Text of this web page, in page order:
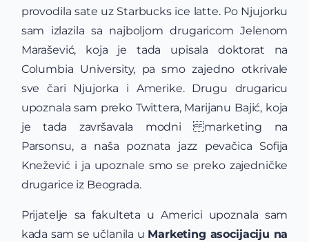
provodila sate uz Starbucks ice latte. Po Njujorku
sam izlazila sa najboljom drugaricom Jelenom
Marašević, koja je tada upisala doktorat na
Columbia University, pa smo zajedno otkrivale
sve čari Njujorka i Amerike. Drugu drugaricu
upoznala sam preko Twittera, Marijanu Bajić, koja
je tada završavala modni
marketing na
Parsonsu, a naša poznata jazz pevačica Sofija
Knežević i ja upoznale smo se preko zajedničke
drugarice iz Beograda.
Prijatelje sa fakulteta u Americi upoznala sam
kada sam se učlanila u Marketing asocijaciju na